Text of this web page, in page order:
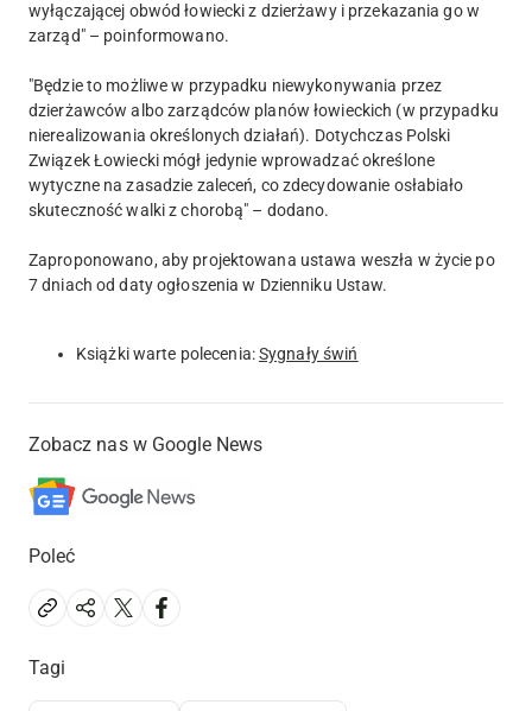
wyłączającej obwód łowiecki z dzierżawy i przekazania go w
zarząd" – poinformowano.
"Będzie to możliwe w przypadku niewykonywania przez
dzierżawców albo zarządców planów łowieckich (w przypadku
nierealizowania określonych działań). Dotychczas Polski
Związek Łowiecki mógł jedynie wprowadzać określone
wytyczne na zasadzie zaleceń, co zdecydowanie osłabiało
skuteczność walki z chorobą" – dodano.
Zaproponowano, aby projektowana ustawa weszła w życie po
7 dniach od daty ogłoszenia w Dzienniku Ustaw.
Książki warte polecenia:Sygnały świń
Zobacz nas w Google News
Poleć
Tagi